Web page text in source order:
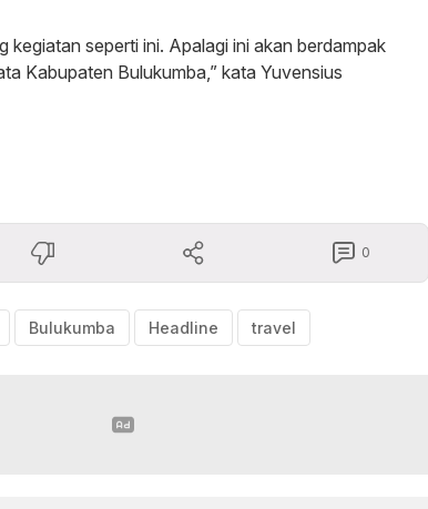
kegiatan seperti ini. Apalagi ini akan berdampak
Kabupaten Bulukumba,” kata Yuvensius
0
Bulukumba Headline travel